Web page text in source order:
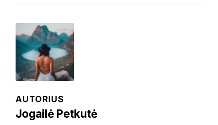
AUTORIUS
Jogailė Petkutė